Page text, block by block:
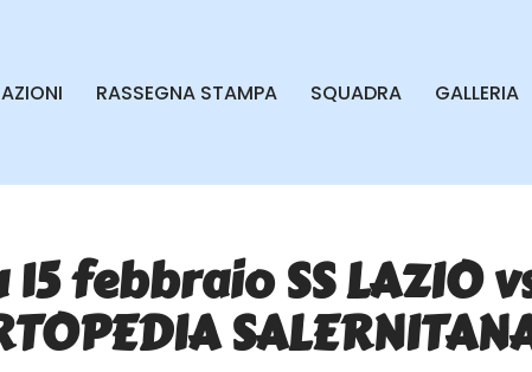
RASSEGNA STAMPA SQUADRA GALLERIA
febbraio SS LAZIO